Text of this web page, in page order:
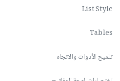
List Style
Tables
تلميح الأدوات والاتجاه